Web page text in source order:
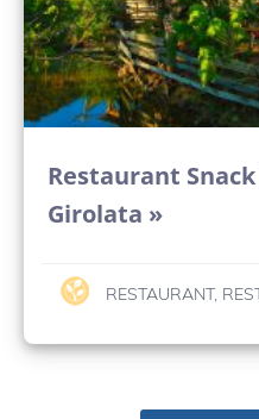
Restaurant
Girolata »